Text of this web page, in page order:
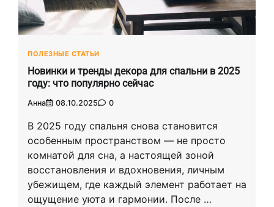
ПОЛЕЗНЫЕ СТАТЬИ
Новинки и тренды декора для спальни в 2025
году: что популярно сейчас
Анна 08.10.2025 0
В 2025 году спальня снова становится
особенным пространством — не просто
комнатой для сна, а настоящей зоной
восстановления и вдохновения, личным
убежищем, где каждый элемент работает на
ощущение уюта и гармонии. После …